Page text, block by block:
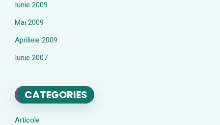
Iunie 2009
Mai 2009
Aprilieie 2009
Iunie 2007
CATEGORIES
Articole